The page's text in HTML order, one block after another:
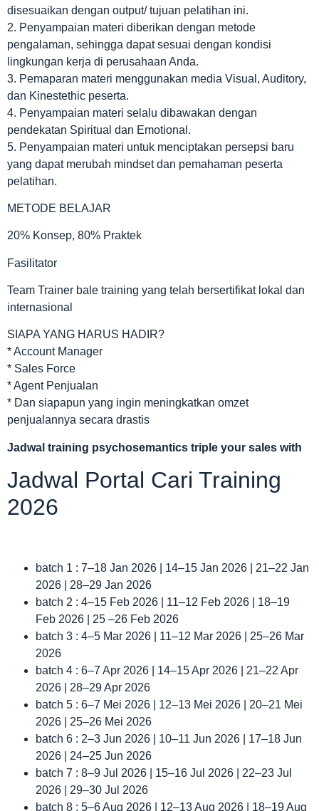
disesuaikan dengan output/ tujuan pelatihan ini.
2. Penyampaian materi diberikan dengan metode
pengalaman, sehingga dapat sesuai dengan kondisi
lingkungan kerja di perusahaan Anda.
3. Pemaparan materi menggunakan media Visual, Auditory,
dan Kinestethic peserta.
4. Penyampaian materi selalu dibawakan dengan
pendekatan Spiritual dan Emotional.
5. Penyampaian materi untuk menciptakan persepsi baru
yang dapat merubah mindset dan pemahaman peserta
pelatihan.
METODE BELAJAR
20% Konsep, 80% Praktek
Fasilitator
Team Trainer bale training yang telah bersertifikat lokal dan
internasional
SIAPA YANG HARUS HADIR?
* Account Manager
* Sales Force
* Agent Penjualan
* Dan siapapun yang ingin meningkatkan omzet
penjualannya secara drastis
Jadwal training psychosemantics triple your sales with
Jadwal Portal Cari Training
2026
batch 1 : 7–18 Jan 2026 | 14–15 Jan 2026 | 21–22 Jan
2026 | 28–29 Jan 2026
batch 2 : 4–15 Feb 2026 | 11–12 Feb 2026 | 18–19
Feb 2026 | 25 –26 Feb 2026
batch 3 : 4–5 Mar 2026 | 11–12 Mar 2026 | 25–26 Mar
2026
batch 4 : 6–7 Apr 2026 | 14–15 Apr 2026 | 21–22 Apr
2026 | 28–29 Apr 2026
batch 5 : 6–7 Mei 2026 | 12–13 Mei 2026 | 20–21 Mei
2026 | 25–26 Mei 2026
batch 6 : 2–3 Jun 2026 | 10–11 Jun 2026 | 17–18 Jun
2026 | 24–25 Jun 2026
batch 7 : 8–9 Jul 2026 | 15–16 Jul 2026 | 22–23 Jul
2026 | 29–30 Jul 2026
batch 8 : 5–6 Aug 2026 | 12–13 Aug 2026 | 18–19 Aug